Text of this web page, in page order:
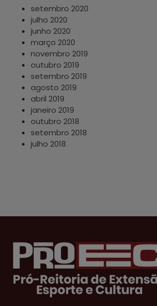
setembro 2020
julho 2020
junho 2020
março 2020
novembro 2019
outubro 2019
setembro 2019
agosto 2019
abril 2019
janeiro 2019
outubro 2018
setembro 2018
julho 2018